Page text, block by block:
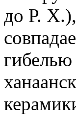
до Р.
гибелью